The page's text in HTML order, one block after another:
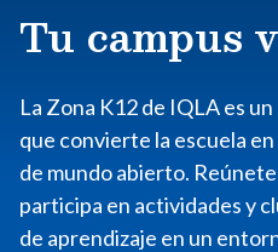
Tu campus
La Zona K12 de IQLA es
que convierte la escuela
de mundo abierto.
participa en actividades y
de aprendizaje en un